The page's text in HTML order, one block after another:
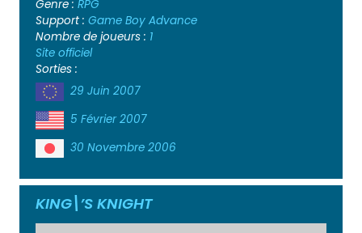
Genre : RPG
Support : Game Boy Advance
Nombre de joueurs : 1
Site officiel
Sorties :
29 Juin 2007
5 Février 2007
30 Novembre 2006
KING\’S KNIGHT